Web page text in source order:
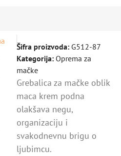
Šifra proizvoda: G512-87
Kategorija: Oprema za
mačke
Grebalica za mačke oblik
maca krem podna
olakšava negu,
organizaciju i
svakodnevnu brigu o
ljubimcu.